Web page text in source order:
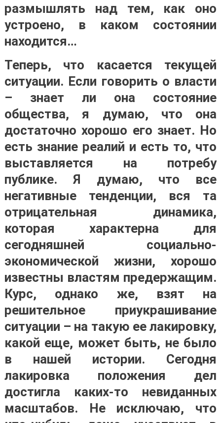
размышлять над тем, как оно
устроено, в каком состоянии
находится…
Теперь, что касается текущей
ситуации. Если говорить о власти
– знает ли она состояние
общества, я думаю, что она
достаточно хорошо его знает. Но
есть знание реалий и есть то, что
выставляется на потребу
публике. Я думаю, что все
негативные тенденции, вся та
отрицательная динамика,
которая характерна для
сегодняшней социально-
экономической жизни, хорошо
известны властям предержащим.
Курс, однако же, взят на
решительное приукрашивание
ситуации – на такую ее лакировку,
какой еще, может быть, не было
в нашей истории. Сегодня
лакировка положения дел
достигла каких-то невиданных
масштабов. Не исключаю, что